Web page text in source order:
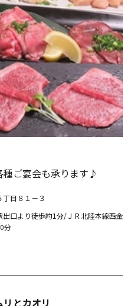
種ご宴会も承ります♪
目８１－３
口より徒歩約1分/ＪＲ北陸本線西金
分
とカオリ